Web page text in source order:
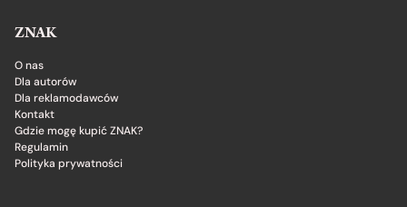
ZNAK
O nas
Dla autorów
Dla reklamodawców
Kontakt
Gdzie mogę kupić ZNAK?
Regulamin
Polityka prywatności